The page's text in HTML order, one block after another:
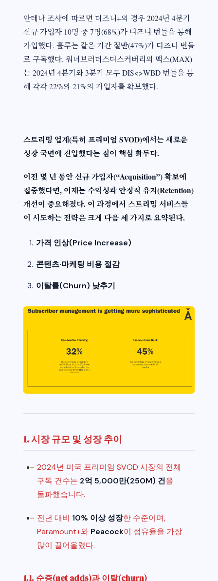
안테나 조사에 따르면 디즈니+의 경우 2024년 4분기
신규 가입자 10명 중 7명(68%)가 디즈니 번들을 통해
가입했다. 훌루는 같은 기간 절반(47%)가 디즈니 번들
로 구독했다. 워너브러더스디스커버리의 맥스(MAX)
는 2024년 4분기와 3분기 모두 DIS<>WBD 번들을 통
해 각각 22%와 21%의 가입자를 확보했다.
스트리밍 업계(특히 프리미엄 SVOD)에서는새로운
성장 국면에 진입했다는 점이 핵심 화두다.
이전 몇 년 동안 신규 가입자(“Acquisition”) 확보에
집중했다면, 이제는수익성과 안정적 유지(Retention)
개선이 중요해졌다. 이 과정에서 스트리밍 서비스들
이 시도하는 전략은 크게 다음 세 가지로 요약된다.
가격 인상(Price Increase)
콘텐츠·마케팅 비용 절감
이탈률(Churn) 낮추기
1. 시장 규모 및 성장 추이
2024년 미국 프리미엄 SVOD 시장의 전체
구독 건수는 2억 5,000만(250M) 건을
돌파했습니다.
전년 대비 10% 이상 성장한 수준이며,
Paramount+와 Peacock이 점유율을 가장
많이 끌어올렸다.
1.1. 순증(net adds)과 이탈(churn)